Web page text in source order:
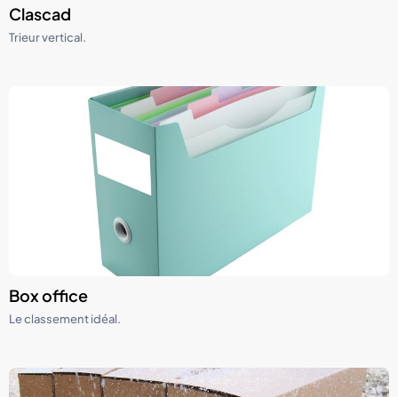
Clascad
Trieur vertical.
Box office
Le classement idéal.